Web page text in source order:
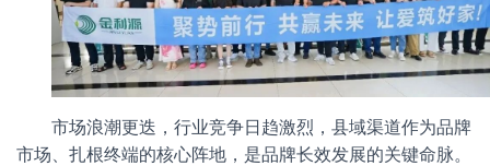
市场浪潮更迭，行业竞争日趋激烈，县域渠道作为品牌
市场、扎根终端的核心阵地，是品牌长效发展的关键命脉。